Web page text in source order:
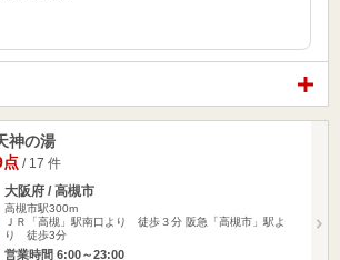
神の湯
点 / 17 件
大阪府 / 高槻市
高槻市駅300m
ＪＲ「高槻」駅南口より 徒歩３分 阪急「高槻市」駅よ
り 徒歩3分
営業時間 6:00～23:00